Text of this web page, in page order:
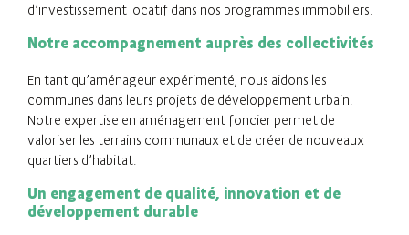
d’investissement locatif dans nos programmes immobiliers.
Notre accompagnement auprès des collectivités
En tant qu’aménageur expérimenté, nous aidons les
communes dans leurs projets de développement urbain.
Notre expertise en aménagement foncier permet de
valoriser les terrains communaux et de créer de nouveaux
quartiers d’habitat.
Un engagement de qualité, innovation et de
développement durable